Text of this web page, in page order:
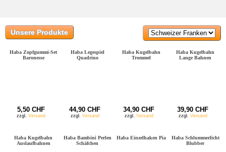
Unsere Produkte
Haba Zopfgummi-Set
Baronesse
5,50 CHF
zzgl. Versand
Haba Legespiel
Quadrino
44,90 CHF
zzgl. Versand
Haba Kugelbahn
Trommel
34,90 CHF
zzgl. Versand
Haba Kugelbahn
Lange Bahnen
39,90 CHF
zzgl. Versand
Haba Kugelbahn
Auslaufbahnen
Haba Bambini Perlen
Schäfchen
Haba Einzelhaken Pia
Haba Schlummerlicht
Blubber